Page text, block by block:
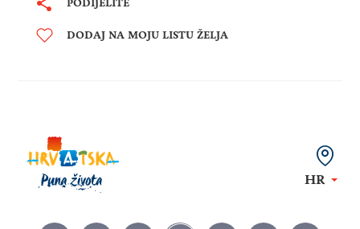
PODIJELITE
DODAJ NA MOJU LISTU ŽELJA
HR